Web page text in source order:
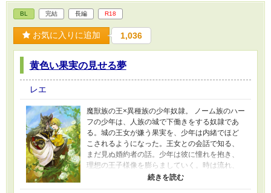
BL 完結 長編 R18
お気に入りに追加 1,036
黄色い果実の見せる夢
レエ
魔獣族の王×異種族の少年奴隷。 ノーム族のハー
フの少年は、人族の城で下働きをする奴隷であ
る。城の王女が嫌う果実を、少年は内緒でほど
こされるようになった。王女との会話で知る、
まだ見ぬ婚約者の話。少年は彼に憧れを抱き、
理想の王子様像を膨らましていく。時は流れ、
花嫁を迎えにきたのは、残虐と噂される異形の
魔獣王だった。怯える王女に興味を失った魔獣